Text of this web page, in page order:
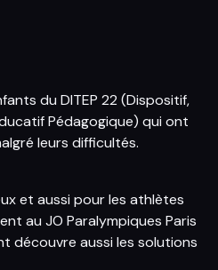
du DITEP 22 (Dispositif,
Pédagogique) qui ont
leurs difficultés.
et aussi pour les athlètes
au JO Paralympiques Paris
découvre aussi les solutions